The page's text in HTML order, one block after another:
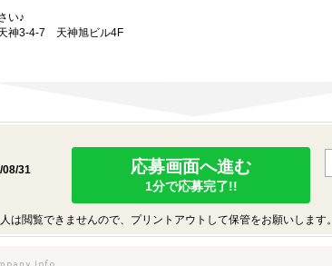
い♪
神3-4-7 天神旭ビル4F
08/31
応募画面へ進む
1分で応募完了!!
は閲覧できませんので、プリントアウトして保管をお願いします。